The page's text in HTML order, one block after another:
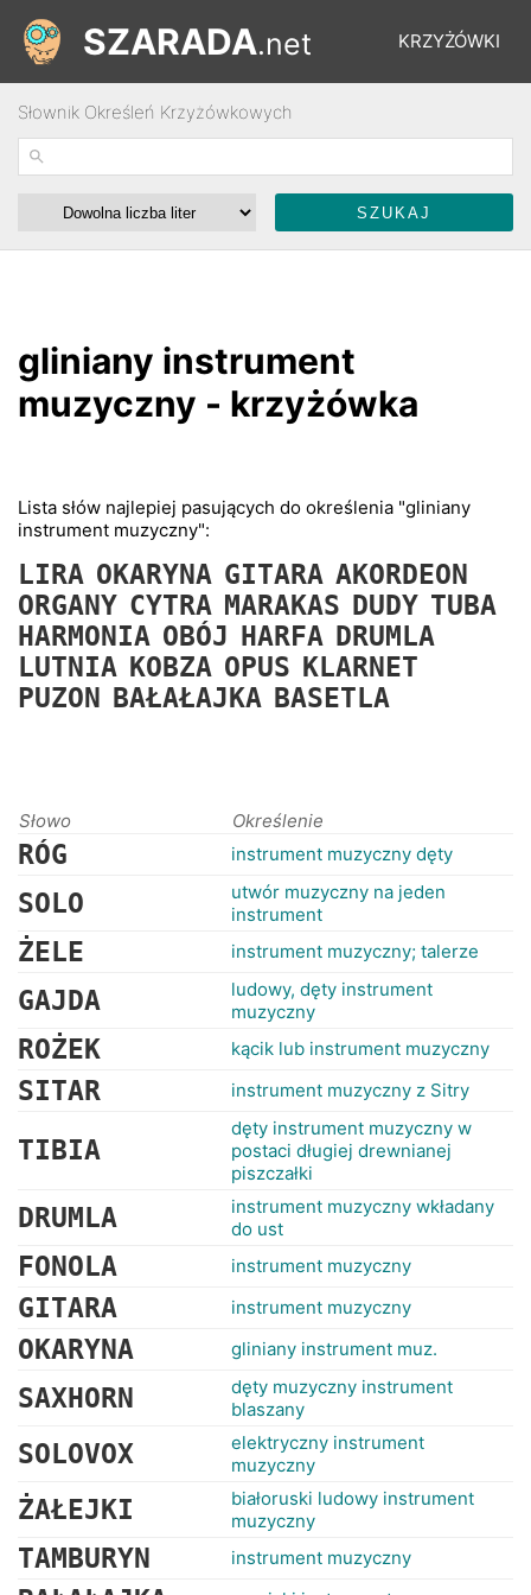
KRZYŻÓWKI
ŁAMIGŁÓWKI
SZARADA.net
Słownik Określeń Krzyżówkowych
gliniany instrument
muzyczny - krzyżówka
Lista słów najlepiej pasujących do określenia "gliniany
instrument muzyczny":
LIRA OKARYNA GITARA AKORDEON
ORGANY CYTRA MARAKAS DUDY TUBA
HARMONIA OBÓJ HARFA DRUMLA
LUTNIA KOBZA OPUS KLARNET
PUZON BAŁAŁAJKA BASETLA
Słowo Określenie
RÓG instrument muzyczny dęty
SOLO
utwór muzyczny na jeden
instrument
ŻELE instrument muzyczny; talerze
GAJDA
ludowy, dęty instrument
muzyczny
ROŻEK kącik lub instrument muzyczny
SITAR instrument muzyczny z Sitry
TIBIA
dęty instrument muzyczny w
postaci długiej drewnianej
piszczałki
DRUMLA
instrument muzyczny wkładany
do ust
FONOLA instrument muzyczny
GITARA instrument muzyczny
OKARYNA gliniany instrument muz.
SAXHORN
dęty muzyczny instrument
blaszany
SOLOVOX
elektryczny instrument
muzyczny
ŻAŁEJKI
białoruski ludowy instrument
muzyczny
TAMBURYN instrument muzyczny